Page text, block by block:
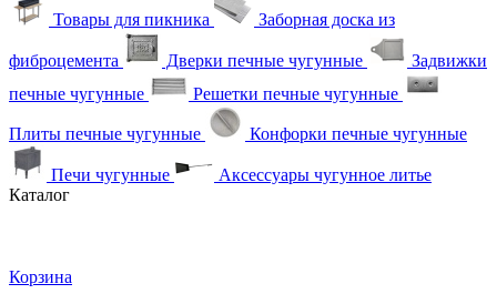
Товары для пикника Заборная доска из
фиброцемента Дверки печные чугунные
Задвижки
печные чугунные
Решетки печные чугунные
Плиты печные чугунные Конфорки печные чугунные
Печи чугунные
Аксессуары чугунное литье
Каталог
Корзина